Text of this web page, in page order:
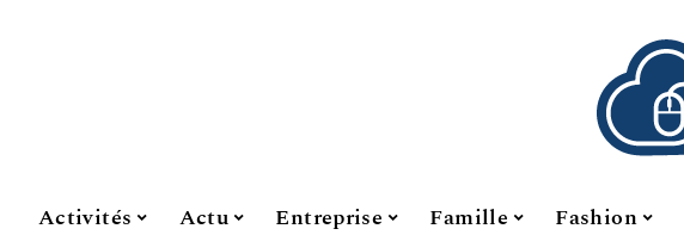
Activités Actu Entreprise Famille Fashion